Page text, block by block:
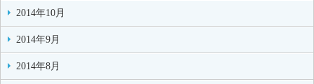
2014年10月
2014年9月
2014年8月